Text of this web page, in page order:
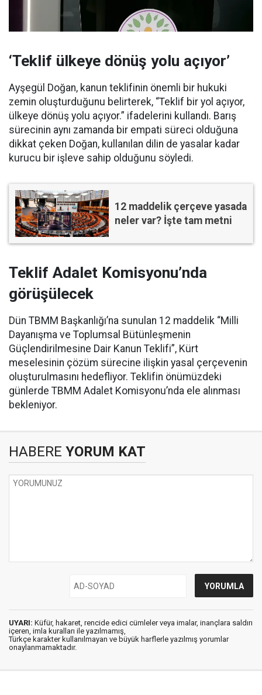
‘Teklif ülkeye dönüş yolu açıyor’
Ayşegül Doğan, kanun teklifinin önemli bir hukuki
zemin oluşturduğunu belirterek, “Teklif bir yol açıyor,
ülkeye dönüş yolu açıyor.” ifadelerini kullandı. Barış
sürecinin aynı zamanda bir empati süreci olduğuna
dikkat çeken Doğan, kullanılan dilin de yasalar kadar
kurucu bir işleve sahip olduğunu söyledi.
12 maddelik çerçeve yasada
neler var? İşte tam metni
Teklif Adalet Komisyonu’nda
görüşülecek
Dün TBMM Başkanlığı’na sunulan 12 maddelik “Milli
Dayanışma ve Toplumsal Bütünleşmenin
Güçlendirilmesine Dair Kanun Teklifi”, Kürt
meselesinin çözüm sürecine ilişkin yasal çerçevenin
oluşturulmasını hedefliyor. Teklifin önümüzdeki
günlerde TBMM Adalet Komisyonu’nda ele alınması
bekleniyor.
HABERE YORUM KAT
UYARI: Küfür, hakaret, rencide edici cümleler veya imalar, inançlara saldırı
içeren, imla kuralları ile yazılmamış,
Türkçe karakter kullanılmayan ve büyük harflerle yazılmış yorumlar
onaylanmamaktadır.